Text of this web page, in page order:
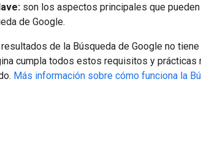
son los aspectos principales que
de Google.
resultados de la Búsqueda de Google no
cumpla todos estos requisitos y
Más información sobre cómo funciona la